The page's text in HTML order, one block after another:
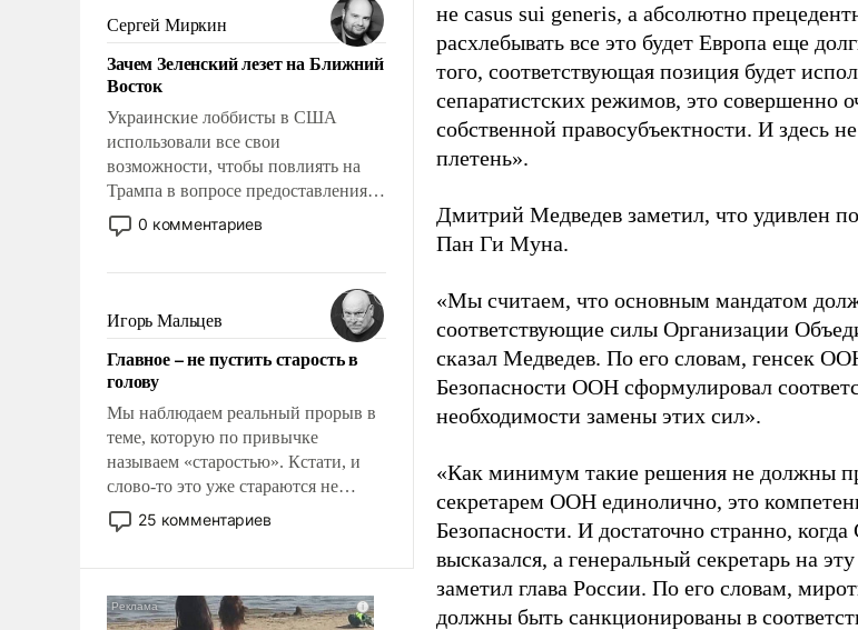
Сергей Миркин
Зачем Зеленский лезет на Ближний
Восток
Украинские лоббисты в США
использовали все свои
возможности, чтобы повлиять на
Трампа в вопросе предоставления
вооружений своим нанимателям.
Вероятно, кому-то из тех, кто
продемонстрировать, что Украина
вступила в вооруженное
противостояние с Ираном.
0 комментариев
Игорь Мальцев
Главное – не пустить старость в
голову
Мы наблюдаем реальный прорыв в
теме, которую по привычке
называем «старостью». Кстати, и
слово-то это уже стараются не
использовать – так же, как «бабка»,
«дед», – хотя бы в образованной
25 комментариев
не casus sui generis, а абсолютно
расхлебывать все это будет Европа еще
того, соответствующая позиция будет
сепаратистских режимов, это совершенно
собственной правосубъектности. И здесь
плетень».
Дмитрий Медведев заметил, что удивлен
Пан Ги Муна.
«Мы считаем, что основным мандатом
соответствующие силы Организации
сказал Медведев. По его словам, генсек
Безопасности ООН сформулировал
необходимости замены этих сил».
«Как минимум такие решения не должны
секретарем ООН единолично, это
Безопасности. И достаточно странно,
высказался, а генеральный секретарь на
заметил глава России. По его словам,
должны быть санкционированы в